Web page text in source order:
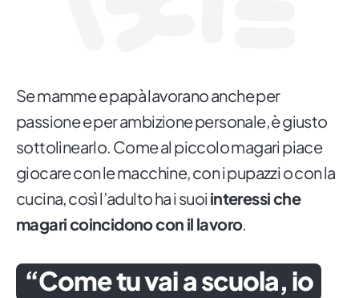
Se mamme e papà lavorano anche per
passione e per ambizione personale, è giusto
sottolinearlo. Come al piccolo magari piace
giocare con le macchine, con i pupazzi o con la
cucina, così l’adulto ha i suoi interessi che
magari coincidono con il lavoro.
“Come tu vai a scuola, io